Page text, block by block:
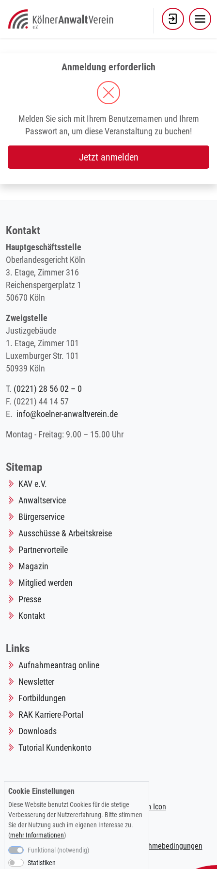
content
Anmeldung erforderlich
Melden Sie sich mit Ihrem Benutzernamen und Ihrem
Passwort an, um diese Veranstaltung zu buchen!
Jetzt anmelden
Kontakt
Hauptgeschäftsstelle
Oberlandesgericht Köln
3. Etage, Zimmer 316
Reichenspergerplatz 1
50670 Köln
Zweigstelle
Justizgebäude
1. Etage, Zimmer 101
Luxemburger Str. 101
50939 Köln
T. (0221) 28 56 02 – 0
F. (0221) 44 14 57
E. info@koelner-anwaltverein.de
Montag - Freitag: 9.00 – 15.00 Uhr
Sitemap
KAV e.V.
Anwaltservice
Bürgerservice
Ausschüsse & Arbeitskreise
Partnervorteile
Magazin
Mitglied werden
Presse
Kontakt
Links
Aufnahmeantrag online
Newsletter
Fortbildungen
RAK Karriere-Portal
Downloads
Tutorial Kundenkonto
Impressum |Datenschutzerklärung Teilnahmebedingungen
Cookie Einstellungen
Diese Website benutzt Cookies für die stetige
Verbesserung der Nutzererfahrung. Bitte stimmen
Sie der Nutzung auch im eigenen Interesse zu.
(mehr Informationen)
Funktional (notwendig)
Statistiken